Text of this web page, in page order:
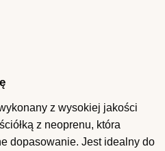
z wysokiej jakości
z neoprenu, która
dopasowanie. Jest idealny do